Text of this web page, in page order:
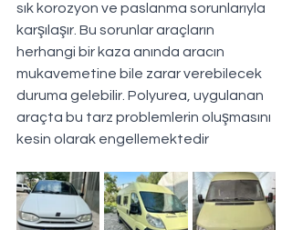
sık korozyon ve paslanma sorunlarıyla
karşılaşır. Bu sorunlar araçların
herhangi bir kaza anında aracın
mukavemetine bile zarar verebilecek
duruma gelebilir. Polyurea, uygulanan
araçta bu tarz problemlerin oluşmasını
kesin olarak engellemektedir